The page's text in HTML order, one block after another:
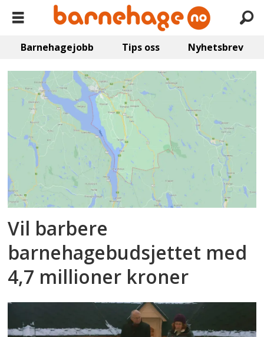
Barnehagejobb Tips oss Nyhetsbrev
Emne:
stange
kommune
Vil barbere
barnehagebudsjettet med
4,7 millioner kroner